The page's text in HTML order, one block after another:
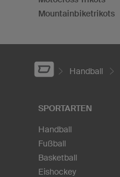
Mountainbiketrikots
Handball
SPORTARTEN
Handball
Fußball
Basketball
Eishockey